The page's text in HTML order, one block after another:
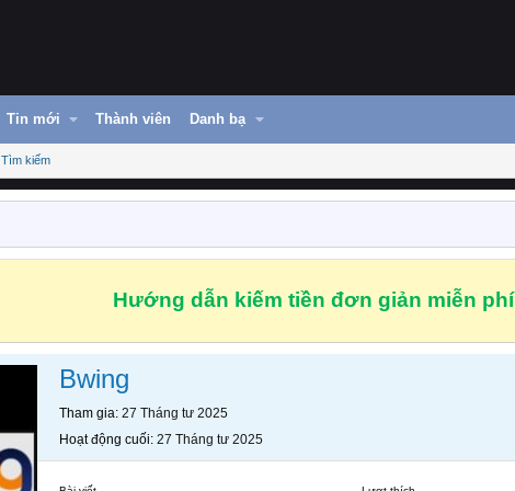
Tin mới Thành viên Danh bạ
Tìm kiếm
Hướng dẫn kiếm tiền đơn giản miễn phí
Bwing
Tham gia 27 Tháng tư 2025
Hoạt động cuối 27 Tháng tư 2025